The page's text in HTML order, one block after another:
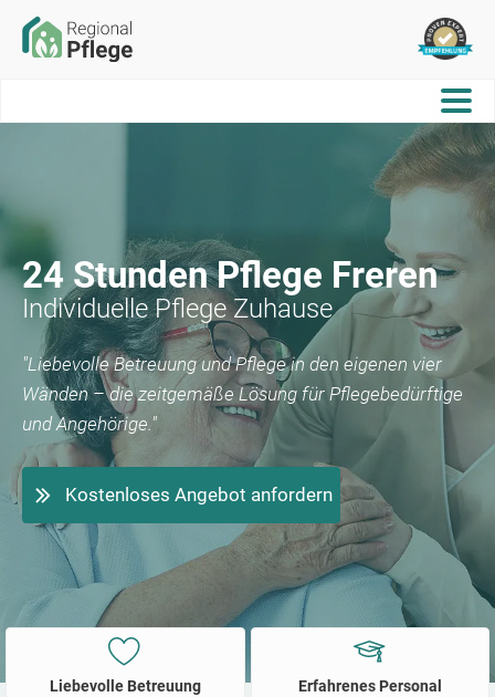
24 Stunden Pflege Freren
Individuelle Pflege Zuhause
"Liebevolle Betreuung und Pflege in den eigenen vier
Wänden – die zeitgemäße Lösung für Pflegebedürftige
und Angehörige."
Kostenloses Angebot anfordern
Liebevolle Betreuung Erfahrenes Personal